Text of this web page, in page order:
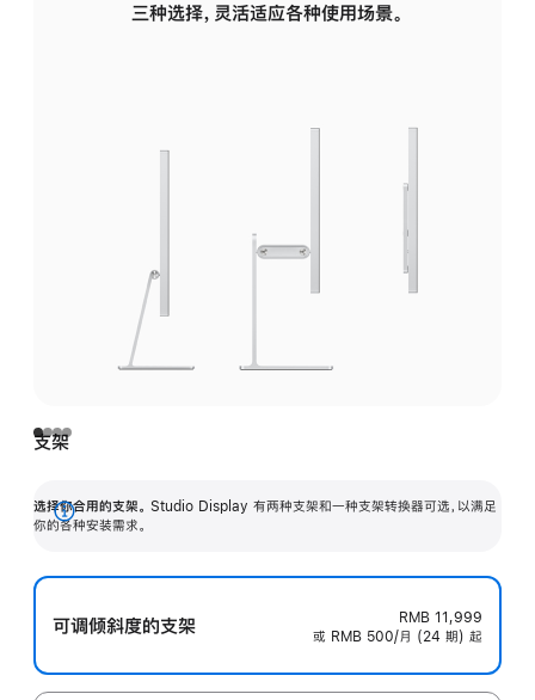
三种选择，灵活适应各种使用场景。
支架
选择你合用的支架。 Studio Display 有两种支架和一种支架转换器可选，以满足
你的各种安装需求。
展
可调倾斜度的支架
RMB 11,999
或 RMB 500/月 (24 期) 起